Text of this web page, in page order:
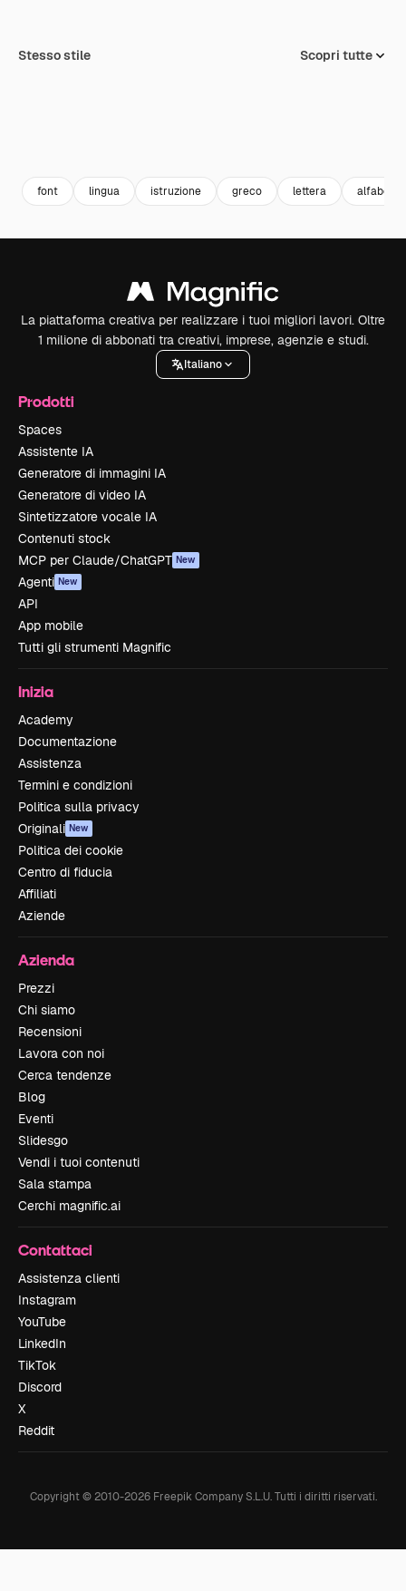
Stesso stile Scopri tutte
font lingua istruzione greco lettera alfabeto
La piattaforma creativa per realizzare i tuoi migliori lavori. Oltre
1 milione di abbonati tra creativi, imprese, agenzie e studi.
Italiano
Prodotti
Spaces
Assistente IA
Generatore di immagini IA
Generatore di video IA
Sintetizzatore vocale IA
Contenuti stock
MCP per Claude/ChatGPT New
Agenti New
API
App mobile
Tutti gli strumenti Magnific
Inizia
Academy
Documentazione
Assistenza
Termini e condizioni
Politica sulla privacy
Originali New
Politica dei cookie
Centro di fiducia
Affiliati
Aziende
Azienda
Prezzi
Chi siamo
Recensioni
Lavora con noi
Cerca tendenze
Blog
Eventi
Slidesgo
Vendi i tuoi contenuti
Sala stampa
Cerchi magnific.ai
Contattaci
Assistenza clienti
Instagram
YouTube
LinkedIn
TikTok
Discord
X
Reddit
Copyright © 2010-2026Freepik Company S.L.U. Tutti i diritti riservati.